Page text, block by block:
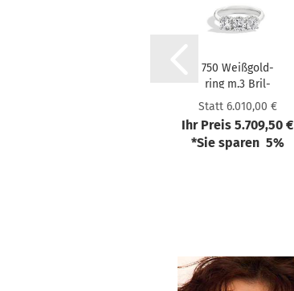
750 Weiß­gold­
ring m.3 Bril­
lan­ten
R01TY001...
Statt 6.010,00 €
Ihr Preis 5.709,50 €
*Sie sparen 5%